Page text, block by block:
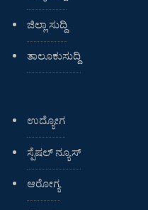
ಜಿಲ್ಲಾ ಸುದ್ದಿ
ತಾಲೂಕುಸುದ್ದಿ
ಉದ್ಯೋಗ
ಸ್ಪೆಷಲ್ ನ್ಯೂಸ್
ಆರೋಗ್ಯ